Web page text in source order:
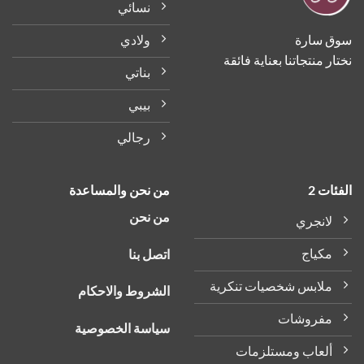
سارة
منتجاتنا بعناية فائقة
نسائي
ولادي
بناتي
بيبي
رجالي
2
لانجري
مكياج
ملابس شخصيات تنكرية
مفروشات
ألعاب ومستلزمات
من نحن والمساعدة
من نحن
اتصل بنا
الشروط والاحكام
سياسة الخصوصية